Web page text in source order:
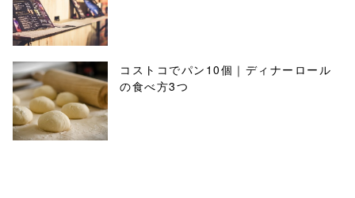
コストコでパン10個｜ディナーロール
の食べ方3つ